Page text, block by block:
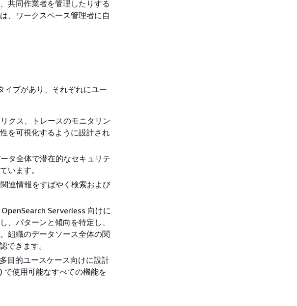
共同作業者を管理したりする
、ワークスペース管理者に自
イプがあり、それぞれにユー
クス、トレースのモニタリン
を可視化するように設計され
タ全体で潜在的なセキュリテ
います。
連情報をすばやく検索および
Serverless 向けに
、パターンと傾向を特定し、
組織のデータソース全体の関
できます。
目的ユースケース向けに設計
で使用可能なすべての機能を